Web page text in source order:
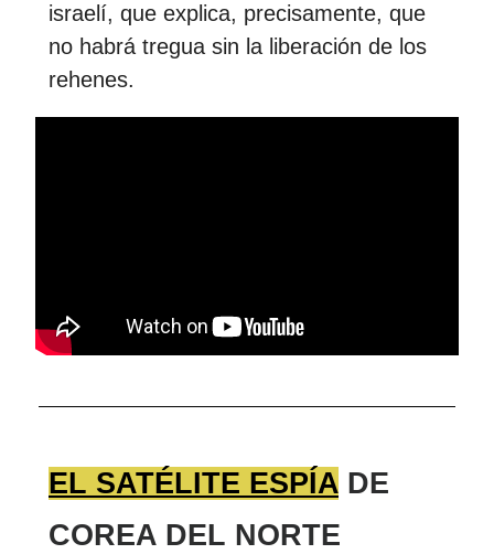
israelí, que explica, precisamente, que
no habrá tregua sin la liberación de los
rehenes.
EL SATÉLITE ESPÍA DE
COREA DEL NORTE